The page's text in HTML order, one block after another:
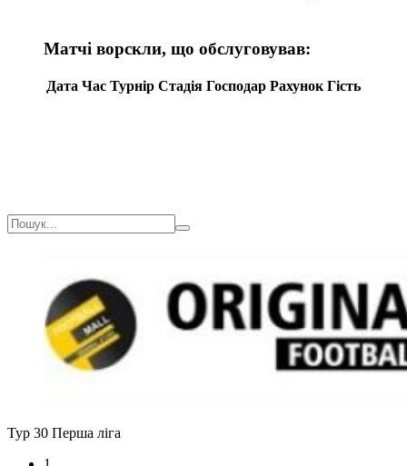
Матчі ворскли, що обслуговував:
Дата Час Турнір Стадія Господар Рахунок Гість
Тур 30 Перша ліга